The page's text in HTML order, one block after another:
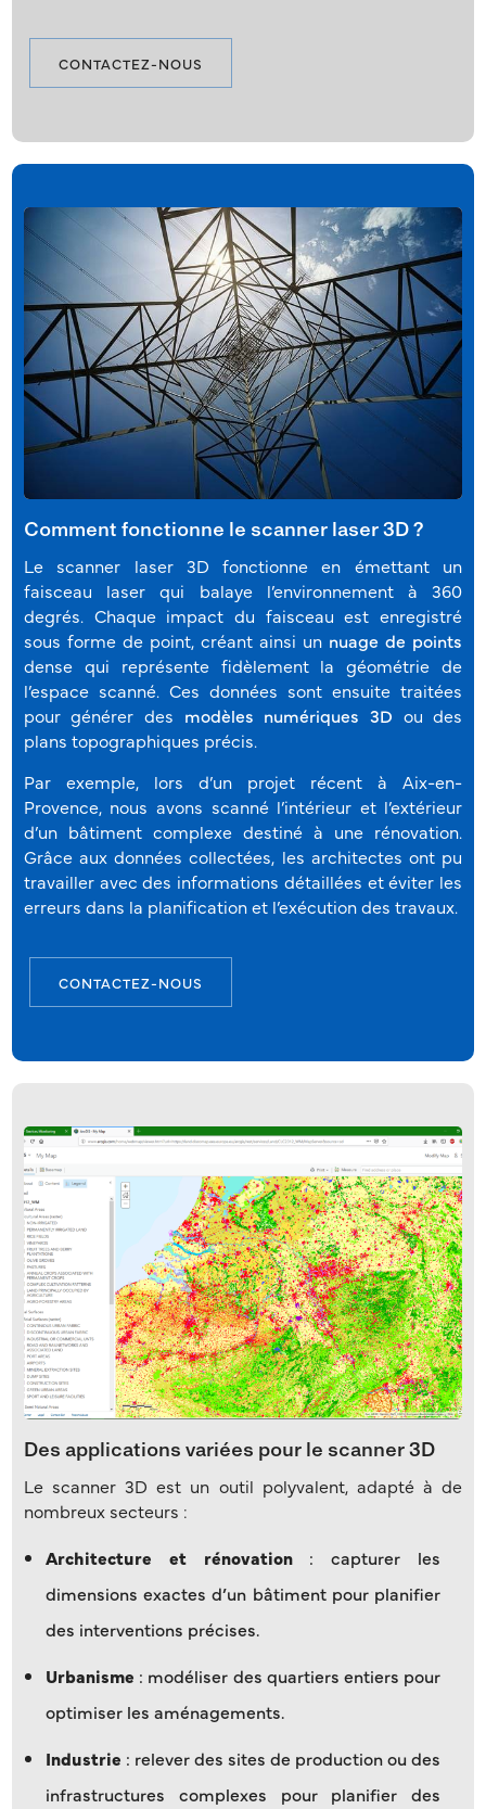
CONTACTEZ-NOUS
Comment fonctionne le scanner laser 3D ?
Le scanner laser 3D fonctionne en émettant un
faisceau laser qui balaye l’environnement à 360
degrés. Chaque impact du faisceau est enregistré
sous forme de point, créant ainsi un nuage de points
dense qui représente fidèlement la géométrie de
l’espace scanné. Ces données sont ensuite traitées
pour générer des modèles numériques 3D ou des
plans topographiques précis.
Par exemple, lors d’un projet récent à Aix-en-
Provence, nous avons scanné l’intérieur et l’extérieur
d’un bâtiment complexe destiné à une rénovation.
Grâce aux données collectées, les architectes ont pu
travailler avec des informations détaillées et éviter les
erreurs dans la planification et l’exécution des travaux.
CONTACTEZ-NOUS
Des applications variées pour le scanner 3D
Le scanner 3D est un outil polyvalent, adapté à de
nombreux secteurs :
Architecture et rénovation: capturer les
dimensions exactes d’un bâtiment pour planifier
des interventions précises.
Urbanisme : modéliser des quartiers entiers pour
optimiser les aménagements.
Industrie : relever des sites de production ou des
infrastructures complexes pour planifier des